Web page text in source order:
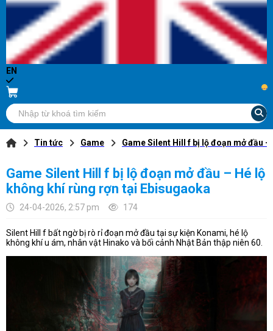
EN
...
Tin tức Game Game Silent Hill f bị lộ đoạn mở đầu
Game Silent Hill f bị lộ đoạn mở đầu – Hé lộ
không khí rùng rợn tại Ebisugaoka
24-04-2026, 2:57 pm 174
Silent Hill f bất ngờ bị rò rỉ đoạn mở đầu tại sự kiện Konami, hé lộ
không khí u ám, nhân vật Hinako và bối cảnh Nhật Bản thập niên 60.